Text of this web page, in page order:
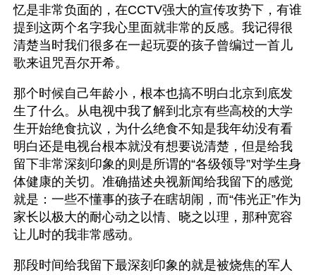
忆是非常负面的，在CCTV强大的宣传攻势下，有谁
提到这两个名字我心里面就非常的反感。我记得很
清楚当时我们很多在一起玩耍的孩子曾编过一首儿
歌来诅咒吾尔开希。
那个时候自己年龄小，根本也搞不明白北京到底发
生了什么。从电视中我了解到北京有些高校的大学
生开始绝食抗议，为什么绝食不知是我年幼没有看
明白还是电视台根本就没有想要说清楚，但是给我
留下非常深刻印象的则是所谓的“各级领导”对学生身
体健康的关切。准确描述央视新闻给我留下的感觉
就是：一些不懂事的孩子在瞎胡闹，而“伟光正”作为
家长以极大的耐心动之以情、晓之以理，那种宽容
让儿时的我非常感动。
那段时间给我留下最深刻印象的就是被烧焦的军人